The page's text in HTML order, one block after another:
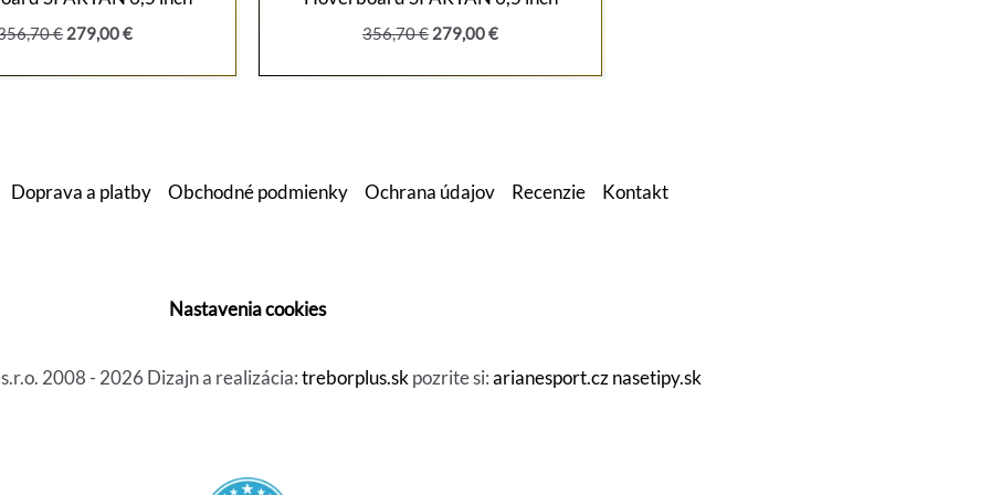
€ Pôvodná
bola:
279,00€Aktuálna
je:
356,70€ Pôvodná
bola:
279,00€Aktuálna
je:
Doprava a platby Obchodné podmienky Ochrana údajov Recenzie Kontakt
Nastavenia cookies
2008 - 2026 Dizajn a realizácia:treborplus.skpozrite si:arianesport.cznasetipy.sk